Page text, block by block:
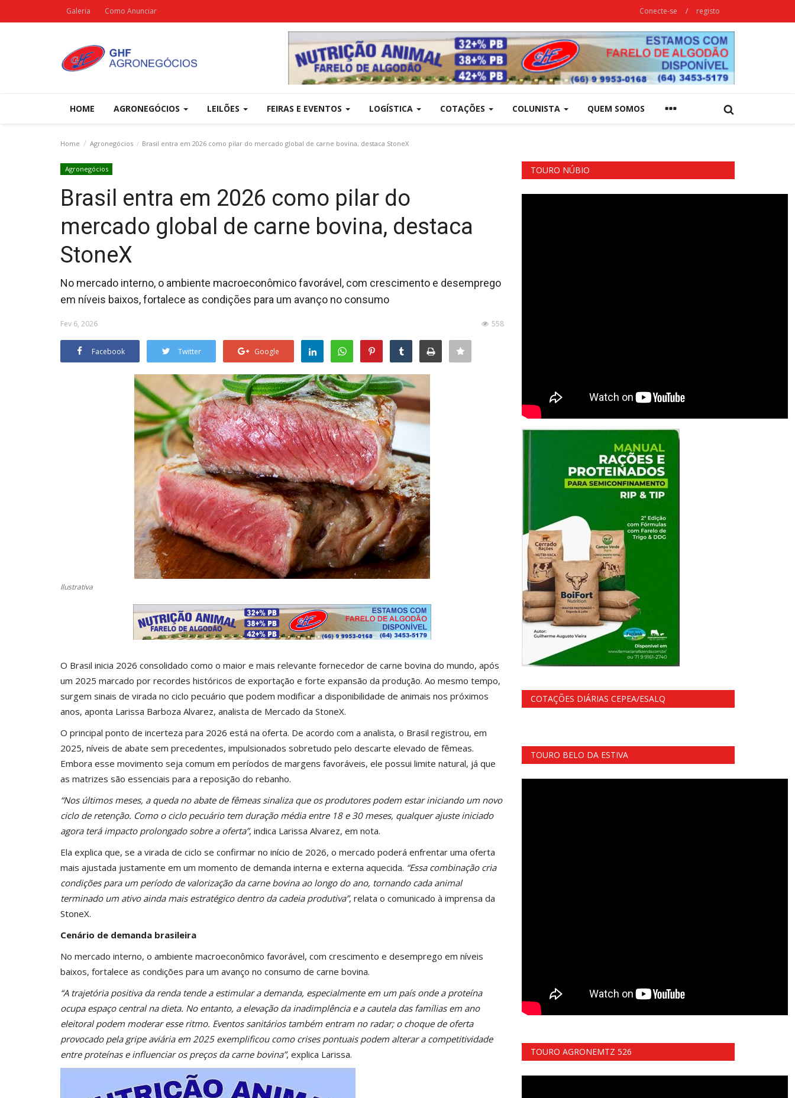
Galeria Como Anunciar Conecte-se / registo
HOME AGRONEGÓCIOS LEILÕES FEIRAS E EVENTOS LOGÍSTICA COTAÇÕES COLUNISTA QUEM SOMOS
Home Agronegócios Brasil entra em 2026 como pilar do mercado global de carne bovina, destaca StoneX
Agronegócios
Brasil entra em 2026 como pilar do
mercado global de carne bovina, destaca
StoneX
No mercado interno, o ambiente macroeconômico favorável, com crescimento e desemprego
em níveis baixos, fortalece as condições para um avanço no consumo
Fev 6, 2026 558
Facebook Twitter Google
Ilustrativa
O Brasil inicia 2026 consolidado como o maior e mais relevante fornecedor de carne bovina do mundo, após
um 2025 marcado por recordes históricos de exportação e forte expansão da produção. Ao mesmo tempo,
surgem sinais de virada no ciclo pecuário que podem modificar a disponibilidade de animais nos próximos
anos, aponta Larissa Barboza Alvarez, analista de Mercado da StoneX.
O principal ponto de incerteza para 2026 está na oferta. De acordo com a analista, o Brasil registrou, em
2025, níveis de abate sem precedentes, impulsionados sobretudo pelo descarte elevado de fêmeas.
Embora esse movimento seja comum em períodos de margens favoráveis, ele possui limite natural, já que
as matrizes são essenciais para a reposição do rebanho.
“Nos últimos meses, a queda no abate de fêmeas sinaliza que os produtores podem estar iniciando um novo
ciclo de retenção. Como o ciclo pecuário tem duração média entre 18 e 30 meses, qualquer ajuste iniciado
agora terá impacto prolongado sobre a oferta”, indica Larissa Alvarez, em nota.
Ela explica que, se a virada de ciclo se confirmar no início de 2026, o mercado poderá enfrentar uma oferta
mais ajustada justamente em um momento de demanda interna e externa aquecida. “Essa combinação cria
condições para um período de valorização da carne bovina ao longo do ano, tornando cada animal
terminado um ativo ainda mais estratégico dentro da cadeia produtiva”, relata o comunicado à imprensa da
StoneX.
Cenário de demanda brasileira
No mercado interno, o ambiente macroeconômico favorável, com crescimento e desemprego em níveis
baixos, fortalece as condições para um avanço no consumo de carne bovina.
“A trajetória positiva da renda tende a estimular a demanda, especialmente em um país onde a proteína
ocupa espaço central na dieta. No entanto, a elevação da inadimplência e a cautela das famílias em ano
eleitoral podem moderar esse ritmo. Eventos sanitários também entram no radar; o choque de oferta
provocado pela gripe aviária em 2025 exemplificou como crises pontuais podem alterar a competitividade
entre proteínas e influenciar os preços da carne bovina”, explica Larissa.
TOURO NÚBIO
COTAÇÕES DIÁRIAS CEPEA/ESALQ
TOURO BELO DA ESTIVA
TOURO AGRONEMTZ 526